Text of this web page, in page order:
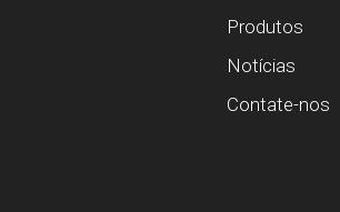
Produtos
Notícias
Contate-nos